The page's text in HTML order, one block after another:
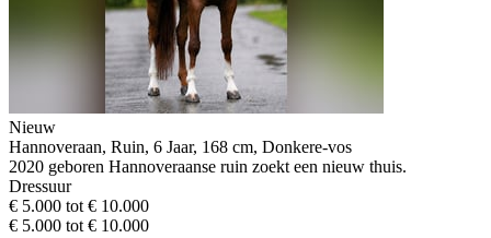
Nieuw
Hannoveraan, Ruin, 6 Jaar, 168 cm, Donkere-vos
2020 geboren Hannoveraanse ruin zoekt een nieuw thuis.
Dressuur
€ 5.000 tot € 10.000
€ 5.000 tot € 10.000